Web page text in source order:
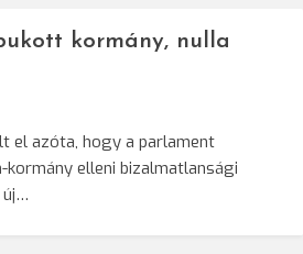
kormány, nulla
el azóta, hogy a parlament
elleni bizalmatlansági
új…